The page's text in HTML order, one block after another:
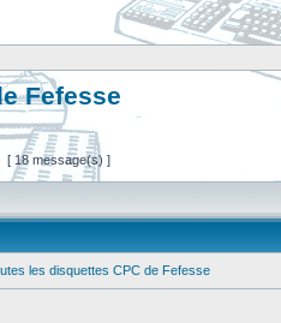
Fefesse
[ 18 message(s) ]
les disquettes CPC de Fefesse